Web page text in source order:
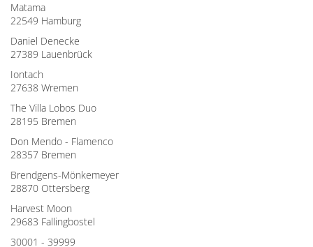
Matama
22549 Hamburg
Daniel Denecke
27389 Lauenbrück
Iontach
27638 Wremen
The Villa Lobos Duo
28195 Bremen
Don Mendo - Flamenco
28357 Bremen
Brendgens-Mönkemeyer
28870 Ottersberg
Harvest Moon
29683 Fallingbostel
30001 - 39999